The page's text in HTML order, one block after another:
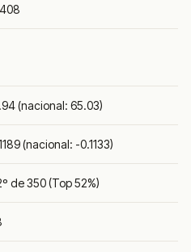
(nacional: 65.03)
(nacional: -0.1133)
de 350 (Top 52%)